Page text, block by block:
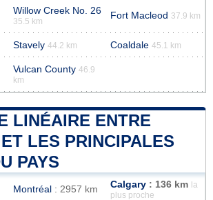
Willow Creek No. 26
35.5 km
Fort Macleod 37.9 km
Stavely 44.2 km Coaldale 45.1 km
Vulcan County 46.9
km
LINÉAIRE ENTRE
LES PRINCIPALES
PAYS
Montréal : 2957 km Calgary : 136 km
la
plus proche